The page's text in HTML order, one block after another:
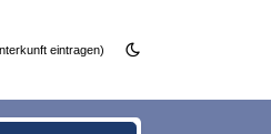
eintragen)